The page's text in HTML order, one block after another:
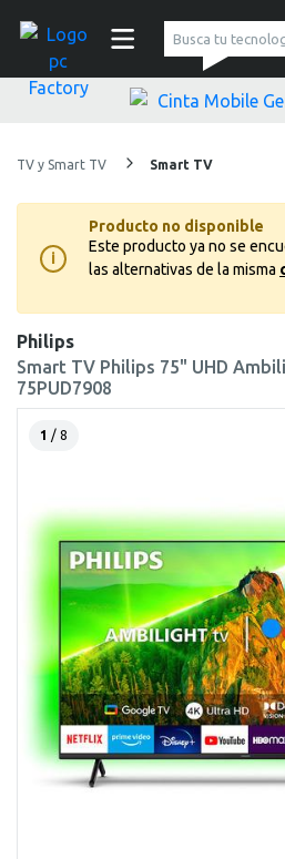
pc Factory
TV y Smart TV Smart TV
i
Producto no disponible
Este producto ya no se
las alternativas de la misma
Philips
Smart TV Philips 75" UHD
75PUD7908
1 / 8